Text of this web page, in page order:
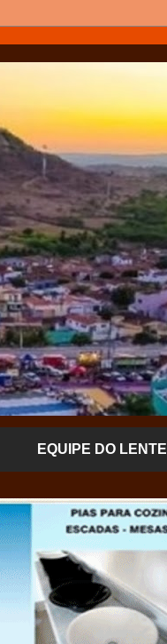
EQUIPE DO LENTE